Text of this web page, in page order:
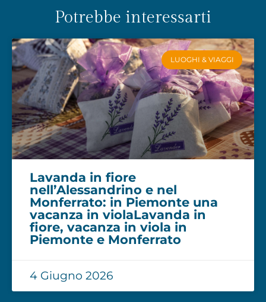
Potrebbe interessarti
LUOGHI & VIAGGI
Lavanda in fiore
nell’Alessandrino e nel
Monferrato: in Piemonte una
vacanza in violaLavanda in
fiore, vacanza in viola in
Piemonte e Monferrato
4 Giugno 2026